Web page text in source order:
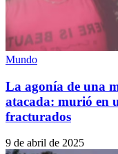
Mundo
La agonía de una
atacada: murió en
fracturados
9 de abril de 2025